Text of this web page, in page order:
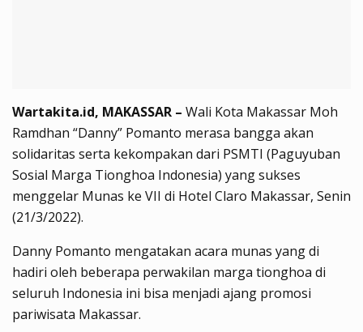
Wartakita.id, MAKASSAR – Wali Kota Makassar Moh
Ramdhan “Danny” Pomanto merasa bangga akan
solidaritas serta kekompakan dari PSMTI (Paguyuban
Sosial Marga Tionghoa Indonesia) yang sukses
menggelar Munas ke VII di Hotel Claro Makassar, Senin
(21/3/2022).
Danny Pomanto mengatakan acara munas yang di
hadiri oleh beberapa perwakilan marga tionghoa di
seluruh Indonesia ini bisa menjadi ajang promosi
pariwisata Makassar.